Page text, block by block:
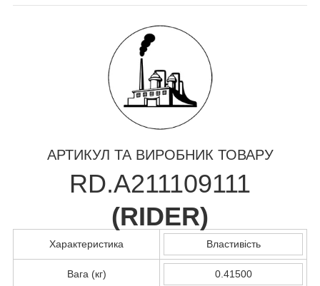
АРТИКУЛ ТА ВИРОБНИК ТОВАРУ
RD.A211109111
(RIDER)
Характеристика Властивість
Вага (кг) 0.41500